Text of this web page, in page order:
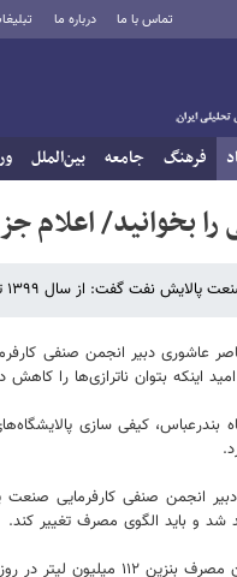
تماس با ما درباره ما
فرهنگ جامعه بین‌الملل
را بخوانید/ اعلام
میزان مصرف بنزین بین ۳۸ تا ۴۰ درصد رشد مصرف داشته است.
ناصر عاشوری دبیر انجمن صنفی
اینکه بتوان ناترازی‌ها را
بندرعباس، کیفی سازی
دبیر انجمن صنفی کارفرمایی
شد و باید الگوی مصرف تغییر کند.
از سال ۱۳۹۹ تا ۱۴۰۲ بین ۳۸ تا ۴۰ درصد افزایش داشته است.